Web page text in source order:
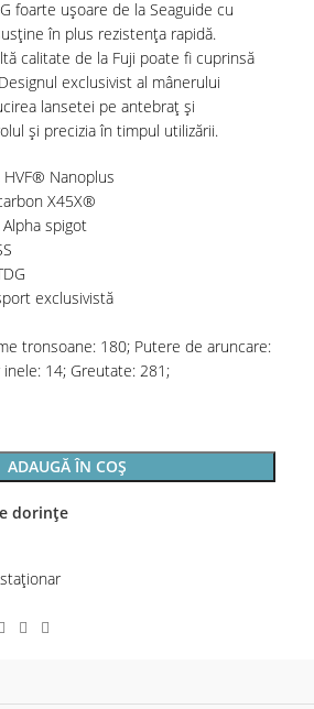
foarte ușoare de la Seaguide cu
în plus rezistența rapidă.
calitate de la Fuji poate fi cuprinsă
exclusivist al mânerului
lansetei pe antebraț și
și precizia în timpul utilizării.
Nanoplus
X45X®
spigot
exclusivistă
tronsoane: 180; Putere de aruncare:
14; Greutate: 281;
ADAUGĂ ÎN COȘ
dorințe